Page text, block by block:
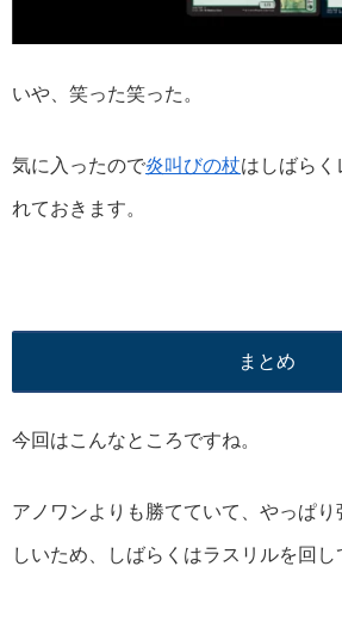
いや、笑った笑った。
気に入ったので炎叫びの杖はしばらく
れておきます。
まとめ
今回はこんなところですね。
アノワンよりも勝てていて、やっぱ
しいため、しばらくはラスリルを回し